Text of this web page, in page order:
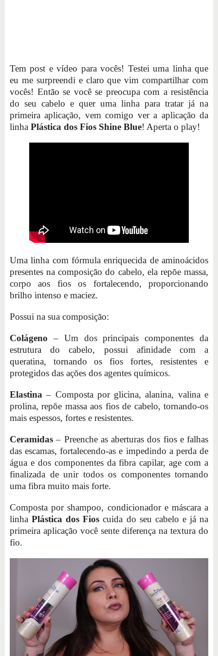
Tem post e vídeo para vocês! Testei uma linha que
eu me surpreendi e claro que vim compartilhar com
vocês! Então se você se preocupa com a resistência
do seu cabelo e quer uma linha para tratar já na
primeira aplicação, vem comigo ver a aplicação da
linha Plástica dos Fios Shine Blue! Aperta o play!
Uma linha com fórmula enriquecida de aminoácidos
presentes na composição do cabelo, ela repõe massa,
corpo aos fios os fortalecendo, proporcionando
brilho intenso e maciez.
Possui na sua composição:
Colágeno – Um dos principais componentes da
estrutura do cabelo, possui afinidade com a
queratina, tornando os fios fortes, resistentes e
protegidos das ações dos agentes químicos.
Elastina – Composta por glicina, alanina, valina e
prolina, repõe massa aos fios de cabelo, tornando-os
mais espessos, fortes e resistentes.
Ceramidas – Preenche as aberturas dos fios e falhas
das escamas, fortalecendo-as e impedindo a perda de
água e dos componentes da fibra capilar, age com a
finalizada de unir todos os componentes tornando
uma fibra muito mais forte.
Composta por shampoo, condicionador e máscara a
linhaPlástica dos Fios cuida do seu cabelo e já na
primeira aplicação você sente diferença na textura do
fio.